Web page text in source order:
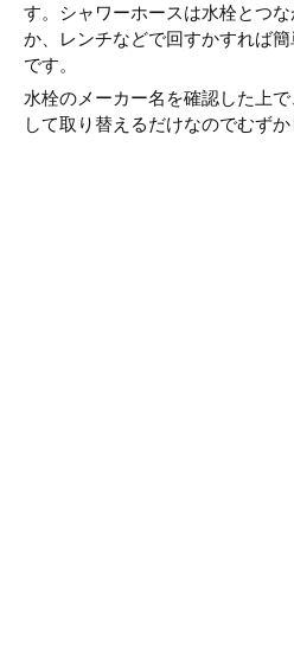
す。シャワーホースは水栓とつ
か、レンチなどで回すかすれば
です。
水栓のメーカー名を確認した上
して取り替えるだけなのでむずか